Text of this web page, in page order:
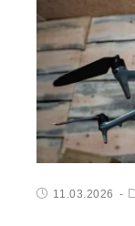
11.03.2026